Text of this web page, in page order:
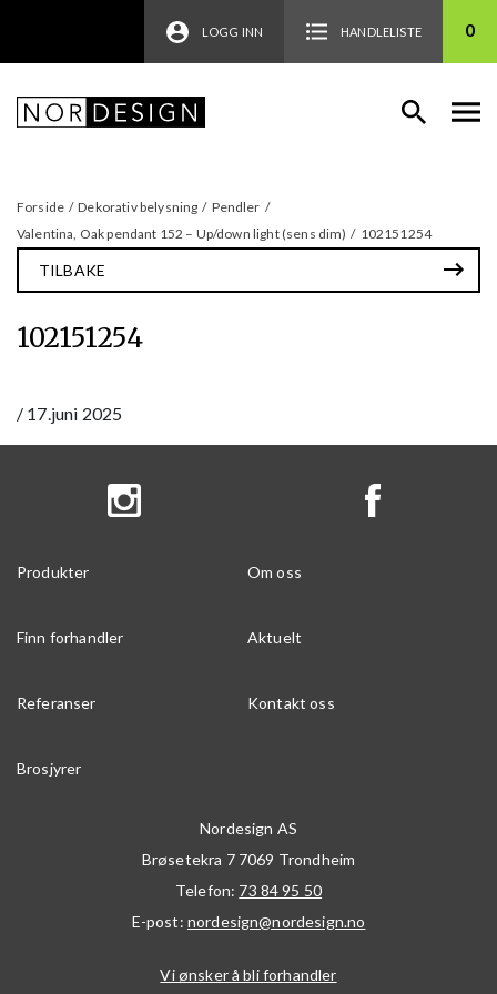
LOGG INN HANDLELISTE 0
Forside / Dekorativ belysning / Pendler /
Valentina, Oak pendant 152 – Up/down light (sens dim) / 102151254
TILBAKE
102151254
/ 17.juni 2025
Produkter Om oss
Finn forhandler Aktuelt
Referanser Kontakt oss
Brosjyrer
Nordesign AS
Brøsetekra 7 7069 Trondheim
Telefon: 73 84 95 50
E-post: nordesign@nordesign.no
Vi ønsker å bli forhandler